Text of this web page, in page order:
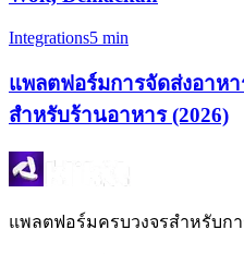
Integrations5 min
แพลตฟอร์มการจัดส่งอาห
สำหรับร้านอาหาร (2026)
แพลตฟอร์มครบวงจรสำหรับกา